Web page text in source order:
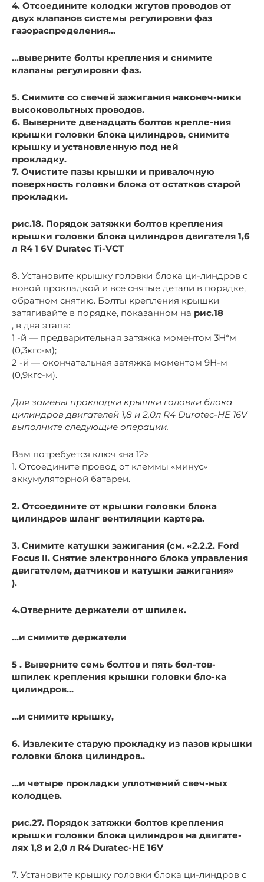
4. Отсоедините колодки жгутов проводов от
двух клапанов системы регулировки фаз
газораспределения…
…выверните болты крепления и снимите
клапаны регулировки фаз.
5. Снимите со свечей зажигания наконеч-ники
высоковольтных проводов.
6. Выверните двенадцать болтов крепле-ния
крышки головки блока цилиндров, снимите
крышку и установленную под ней
прокладку.
7. Очистите пазы крышки и привалочную
поверхность головки блока от остатков старой
прокладки.
рис.18. Порядок затяжки болтов крепления
крышки головки блока цилиндров двигателя 1,6
л R4 1 6V Duratec Ti-VCT
8. Установите крышку головки блока ци-линдров с
новой прокладкой и все снятые детали в порядке,
обратном снятию. Болты крепления крышки
затягивайте в порядке, показанном на рис.18
, в два этапа:
1 -й — предварительная затяжка моментом 3Н*м
(0,3кгс-м);
2 -й — окончательная затяжка моментом 9Н-м
(0,9кгс-м).
Для замены прокладки крышки головки блока
цилиндров двигателей 1,8 и 2,0л R4 Duratec-HE 16V
выполните следующие операции.
Вам потребуется ключ «на 12»
1. Отсоедините провод от клеммы «минус»
аккумуляторной батареи.
2. Отсоедините от крышки головки блока
цилиндров шланг вентиляции картера.
3. Снимите катушки зажигания (см. «2.2.2. Ford
Focus II. Снятие электронного блока управления
двигателем, датчиков и катушки зажигания»
).
4.Отверните держатели от шпилек.
…и снимите держатели
5 . Выверните семь болтов и пять бол-тов-
шпилек крепления крышки головки бло-ка
цилиндров…
…и снимите крышку,
6. Извлеките старую прокладку из пазов крышки
головки блока цилиндров..
…и четыре прокладки уплотнений свеч-ных
колодцев.
рис.27. Порядок затяжки болтов крепления
крышки головки блока цилиндров на двигате-
лях 1,8 и 2,0 л R4 Duratec-HE 16V
7. Установите крышку головки блока ци-линдров с